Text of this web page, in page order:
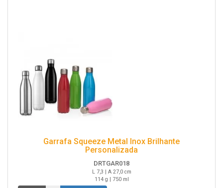
Garrafa Squeeze Metal Inox Brilhante
Personalizada
DRTGAR018
L 7,3 | A 27,0 cm
114 g | 750 ml